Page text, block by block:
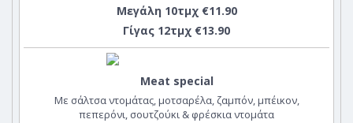
Μεγάλη 10τμχ €11.90
Γίγας 12τμχ €13.90
Meat special
Με σάλτσα ντομάτας, μοτσαρέλα, ζαμπόν, μπέικον,
πεπερόνι, σουτζούκι & φρέσκια ντομάτα